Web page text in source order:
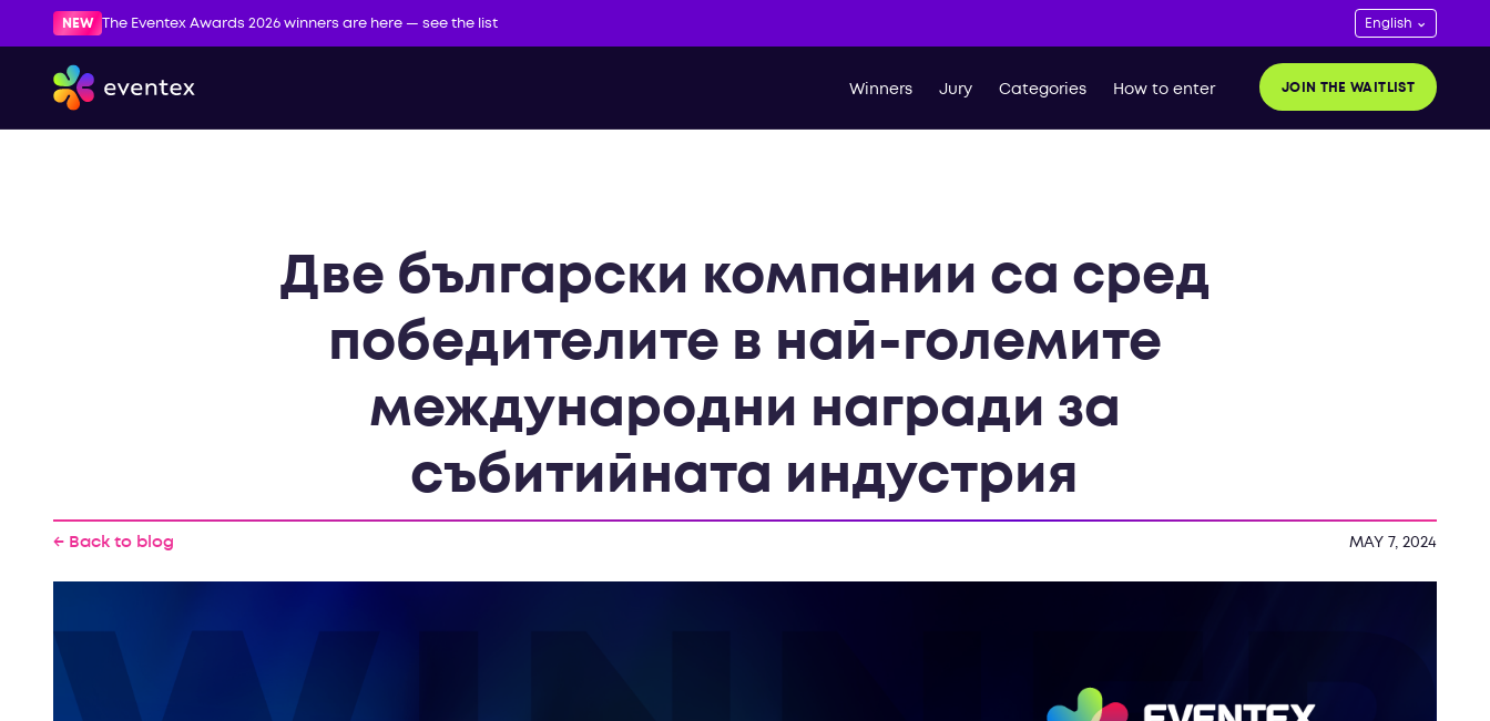
NEW The Eventex Awards 2026 winners are here — see the list
Winners Jury Categories How to enter JOIN THE WAITLIST
Две български компании са сред
победителите в най-големите
международни награди за
събитийната индустрия
← Back to blog MAY 7, 2024